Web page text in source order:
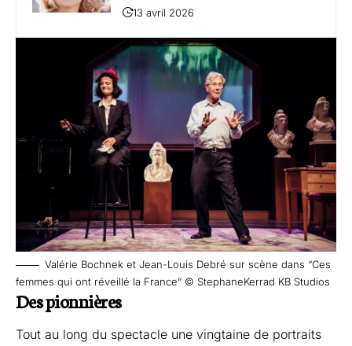
13 avril 2026
Valérie Bochnek et Jean-Louis Debré sur scène dans “Ces
femmes qui ont réveillé la France” © StephaneKerrad KB Studios
Des pionnières
Tout au long du spectacle une vingtaine de portraits